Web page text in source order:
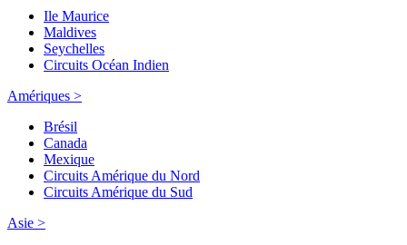
Ile Maurice
Maldives
Seychelles
Circuits Océan Indien
Amériques >
Brésil
Canada
Mexique
Circuits Amérique du Nord
Circuits Amérique du Sud
Asie >